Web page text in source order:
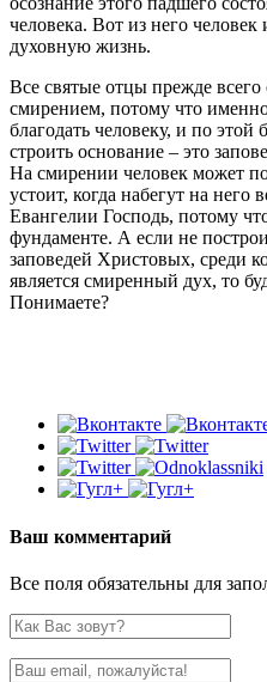
человека. Вот из него
духовную жизнь.
Все святые отцы прежде
смирением, потому что
благодать человеку, и по этой
строить основание – это
На смирении человек может
устоит, когда набегут на него
Евангелии Господь, потому
фундаменте. А если не
заповедей Христовых, среди
является смиренный дух, то
Понимаете?
Ваш комментарий
Все поля обязательны для